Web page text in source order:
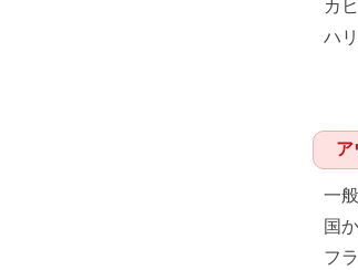
カ
ハ
ア
一
国
フ